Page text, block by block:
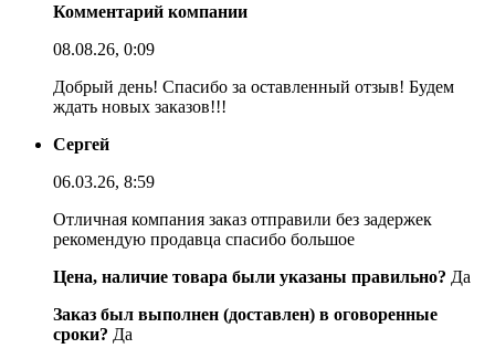
Комментарий компании
08.08.26, 0:09
Добрый день! Спасибо за оставленный отзыв! Будем
ждать новых заказов!!!
Сергей
06.03.26, 8:59
Отличная компания заказ отправили без задержек
рекомендую продавца спасибо большое
Цена, наличие товара были указаны правильно? Да
Заказ был выполнен (доставлен) в оговоренные
сроки? Да